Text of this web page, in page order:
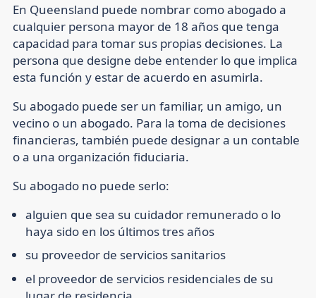
En Queensland puede nombrar como abogado a
cualquier persona mayor de 18 años que tenga
capacidad para tomar sus propias decisiones. La
persona que designe debe entender lo que implica
esta función y estar de acuerdo en asumirla.
Su abogado puede ser un familiar, un amigo, un
vecino o un abogado. Para la toma de decisiones
financieras, también puede designar a un contable
o a una organización fiduciaria.
Su abogado no puede serlo:
alguien que sea su cuidador remunerado o lo
haya sido en los últimos tres años
su proveedor de servicios sanitarios
el proveedor de servicios residenciales de su